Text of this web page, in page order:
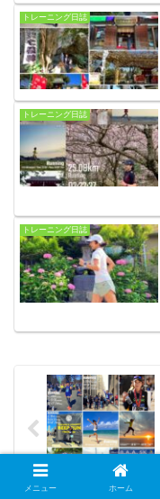
トレーニング日誌
トレーニング日誌
トレーニング日誌
メニュー ホーム